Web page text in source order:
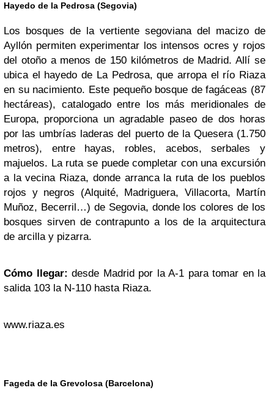
Hayedo de la Pedrosa (Segovia)
Los bosques de la vertiente segoviana del macizo de
Ayllón permiten experimentar los intensos ocres y rojos
del otoño a menos de 150 kilómetros de Madrid. Allí se
ubica el hayedo de La Pedrosa, que arropa el río Riaza
en su nacimiento. Este pequeño bosque de fagáceas (87
hectáreas), catalogado entre los más meridionales de
Europa, proporciona un agradable paseo de dos horas
por las umbrías laderas del puerto de la Quesera (1.750
metros), entre hayas, robles, acebos, serbales y
majuelos. La ruta se puede completar con una excursión
a la vecina Riaza, donde arranca la ruta de los pueblos
rojos y negros (Alquité, Madriguera, Villacorta, Martín
Muñoz, Becerril…) de Segovia, donde los colores de los
bosques sirven de contrapunto a los de la arquitectura
de arcilla y pizarra.
Cómo llegar: desde Madrid por la A-1 para tomar en la
salida 103 la N-110 hasta Riaza.
www.riaza.es
Fageda de la Grevolosa (Barcelona)